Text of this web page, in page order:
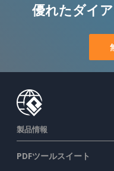
優れたダイ
製品情報
PDFツールスイート